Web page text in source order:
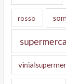
rosso